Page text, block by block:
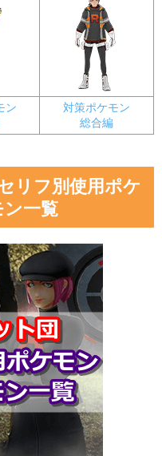
ン
対策ポケモン
総合編
リフ別使用ポケ
一覧